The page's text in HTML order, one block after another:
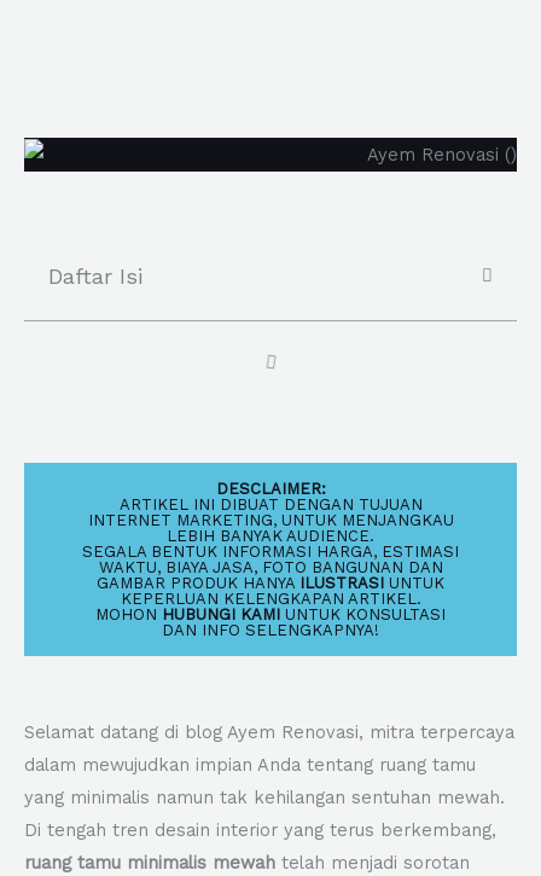
Daftar Isi
DESCLAIMER:
ARTIKEL INI DIBUAT DENGAN TUJUAN
INTERNET MARKETING, UNTUK MENJANGKAU
LEBIH BANYAK AUDIENCE.
SEGALA BENTUK INFORMASI HARGA, ESTIMASI
WAKTU, BIAYA JASA, FOTO BANGUNAN DAN
GAMBAR PRODUK HANYA ILUSTRASI UNTUK
KEPERLUAN KELENGKAPAN ARTIKEL.
MOHON HUBUNGI KAMI UNTUK KONSULTASI
DAN INFO SELENGKAPNYA!
Selamat datang di blog Ayem Renovasi, mitra terpercaya
dalam mewujudkan impian Anda tentang ruang tamu
yang minimalis namun tak kehilangan sentuhan mewah.
Di tengah tren desain interior yang terus berkembang,
ruang tamu minimalis mewah telah menjadi sorotan